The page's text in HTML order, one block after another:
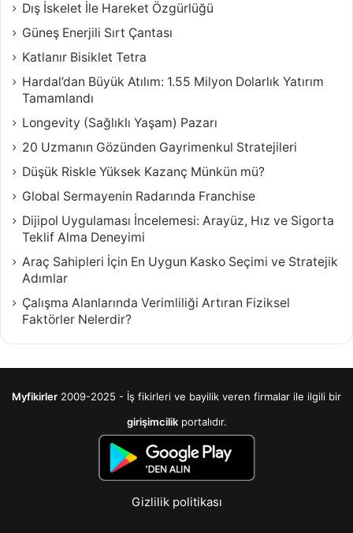
Dış İskelet İle Hareket Özgürlüğü
Güneş Enerjili Sırt Çantası
Katlanır Bisiklet Tetra
Hardal’dan Büyük Atılım: 1.55 Milyon Dolarlık Yatırım
Tamamlandı
Longevity (Sağlıklı Yaşam) Pazarı
20 Uzmanın Gözünden Gayrimenkul Stratejileri
Düşük Riskle Yüksek Kazanç Münkün mü?
Global Sermayenin Radarında Franchise
Dijipol Uygulaması İncelemesi: Arayüz, Hız ve Sigorta
Teklif Alma Deneyimi
Araç Sahipleri İçin En Uygun Kasko Seçimi ve Stratejik
Adımlar
Çalışma Alanlarında Verimliliği Artıran Fiziksel
Faktörler Nelerdir?
Myfikirler 2009-2025 - İş fikirleri ve bayilik veren firmalar ile ilgili bir
girişimcilikportalıdır.
Gizlilik politikası